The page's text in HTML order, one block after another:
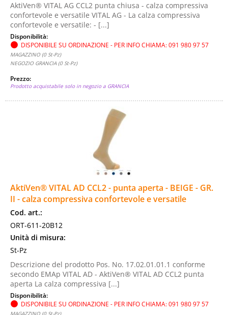
AktiVen® VITAL AG CCL2 punta chiusa - calza compressiva
confortevole e versatile VITAL AG - La calza compressiva
confortevole e versatile: - [...]
Disponibilità:
DISPONIBILE SU ORDINAZIONE - PER INFO CHIAMA: 091 980 97 57
MAGAZZINO (0 St-Pz)
NEGOZIO GRANCIA (0 St-Pz)
Prezzo:
Prodotto acquistabile solo in negozio a GRANCIA
AktiVen® VITAL AD CCL2 - punta aperta - BEIGE - GR.
II - calza compressiva confortevole e versatile
Cod. art.:
ORT-611-20B12
Unità di misura:
St-Pz
Descrizione del prodotto Pos. No. 17.02.01.01.1 conforme
secondo EMAp VITAL AD - AktiVen® VITAL AD CCL2 punta
aperta La calza compressiva [...]
Disponibilità:
DISPONIBILE SU ORDINAZIONE - PER INFO CHIAMA: 091 980 97 57
MAGAZZINO (0 St-Pz)